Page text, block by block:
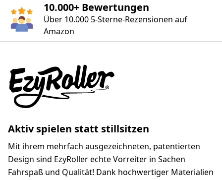
10.000+ Bewertungen
Über 10.000 5‑Sterne‑Rezensionen auf
Amazon
Aktiv spielen statt stillsitzen
Mit ihrem mehrfach ausgezeichneten, patentierten
Design sind EzyRoller echte Vorreiter in Sachen
Fahrspaß und Qualität! Dank hochwertiger Materialien